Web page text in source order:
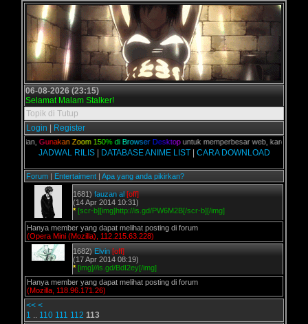
06-08-2026 (23:15)
Selamat Malam Stalker!
Topik di Tutup
Login
Register
kalian,Gunakan Z oom 150% di B rowser D esktopuntuk memperbesar web, karena
JADWAL RILIS| DATABASE ANIME LIST| CARA DOWNLOAD
Forum | Entertaiment | Apa yang anda pikirkan?
1681) fauzan al [off]
(14 Apr 2014 10:31)
* [scr-b][img]http://is.gd/PW6M2B[/scr-b][/img]
Hanya member yang dapat melihat posting di forum
(Opera Mini (Mozilla), 112.215.63.228)
1682) Elvin [off]
(17 Apr 2014 08:19)
* [img]//is.gd/BdI2ey[/img]
Hanya member yang dapat melihat posting di forum
(Mozilla, 118.96.171.26)
<< <
1 .. 110 111 112 113